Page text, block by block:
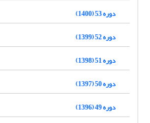
دوره 53 (1400)
دوره 52 (1399)
دوره 51 (1398)
دوره 50 (1397)
دوره 49 (1396)